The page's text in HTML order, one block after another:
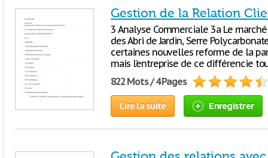
Gestion de la Relation
3 Analyse Commerciale 3a Le
des Abri de Jardin, Serre
certaines nouvelles reforme de la
mais l’entreprise de ce différencie
822 Mots / 4 Pages
Lire la suite Enregistrer